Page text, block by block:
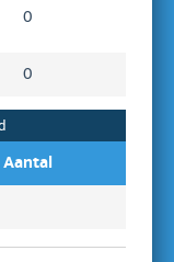
0
0
Aantal